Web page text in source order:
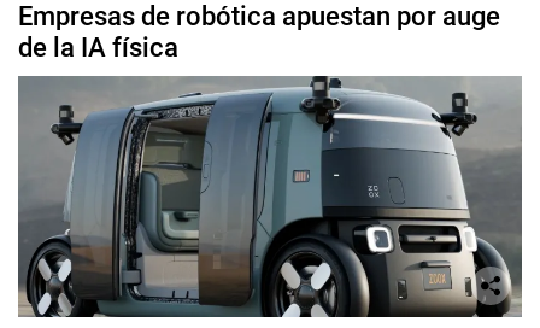
Empresas de robótica apuestan por auge
de la IA física